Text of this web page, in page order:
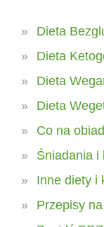
Dieta
Dieta
Dieta
Dieta
Co na obiad
Śniadania i
Inne diety i
Przepisy